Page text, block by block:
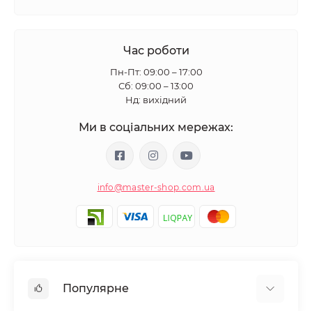
Час роботи
Пн-Пт: 09:00 – 17:00
Сб: 09:00 – 13:00
Нд: вихідний
Ми в соціальних мережах:
info@master-shop.com.ua
Популярне